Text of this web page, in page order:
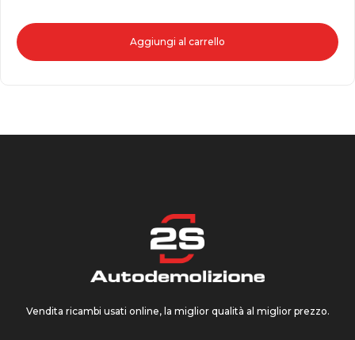
Aggiungi al carrello
Vendita ricambi usati online, la miglior qualità al miglior prezzo.